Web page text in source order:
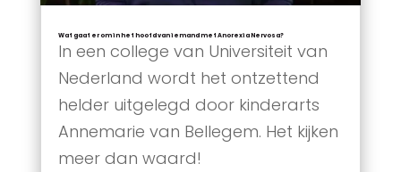
Wat gaat er om in het hoofd van iemand met Anorexia Nervosa?
In een college van Universiteit van
Nederland wordt het ontzettend
helder uitgelegd door kinderarts
Annemarie van Bellegem. Het kijken
meer dan waard!